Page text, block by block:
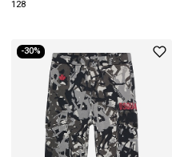
128
-30%